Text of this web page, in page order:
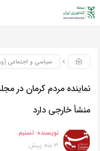
سیاسی و اجتماعی
منشأ خارجی دارد
نویسنده: تسنیم
3 ماه پیش